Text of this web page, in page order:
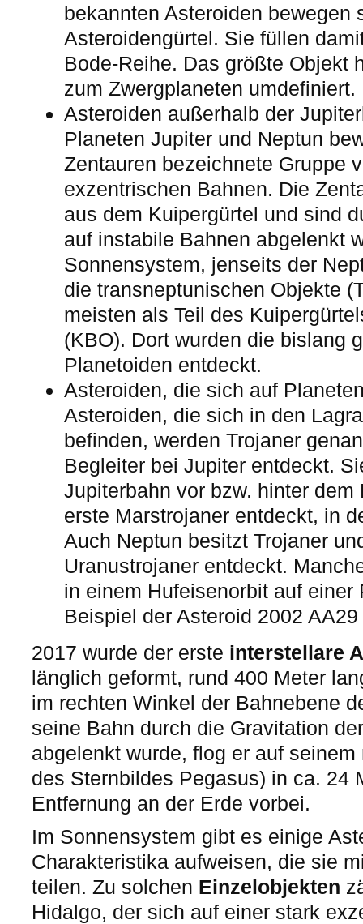
bekannten Asteroiden bewegen
Asteroidengürtel. Sie füllen
Bode-Reihe. Das größte Objekt
zum Zwergplaneten umdefiniert.
Asteroiden außerhalb der
Planeten Jupiter und Neptun
Zentauren bezeichnete Gruppe
exzentrischen Bahnen. Die
aus dem Kuipergürtel und sind
auf instabile Bahnen abgelenkt
Sonnensystem, jenseits der
die transneptunischen Objekte
meisten als Teil des
(KBO). Dort wurden die bislang
Planetoiden entdeckt.
Asteroiden, die sich auf
Asteroiden, die sich in den
befinden, werden Trojaner
Begleiter bei Jupiter entdeckt.
Jupiterbahn vor bzw. hinter
erste Marstrojaner entdeckt, in
Auch Neptun besitzt Trojaner
Uranustrojaner entdeckt.
in einem Hufeisenorbit auf einer
Beispiel der Asteroid 2002
2017 wurde der erste interstellare
länglich geformt, rund 400 Meter
im rechten Winkel der Bahnebene
seine Bahn durch die Gravitation
abgelenkt wurde, flog er auf
des Sternbildes Pegasus) in ca. 24
Entfernung an der Erde vorbei.
Im Sonnensystem gibt es einige
Charakteristika aufweisen, die sie
teilen. Zu solchen Einzelobjekten
Hidalgo, der sich auf einer stark